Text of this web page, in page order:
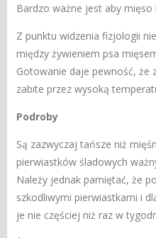
Bardzo ważne jest aby mięso
Z punktu widzenia fizjologii
między żywieniem psa
Gotowanie daje pewność, że
zabite przez wysoką
Podroby
Są zazwyczaj tańsze niż
pierwiastków śladowych
Należy jednak pamiętać, że
szkodliwymi pierwiastkami i
je nie częściej niż raz w